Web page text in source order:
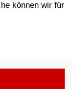
können wir für